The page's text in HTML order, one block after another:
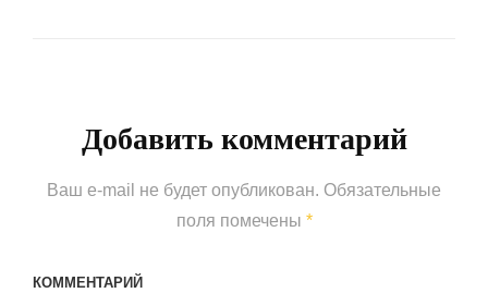
Добавить комментарий
Ваш e-mail не будет опубликован. Обязательные
поля помечены *
КОММЕНТАРИЙ